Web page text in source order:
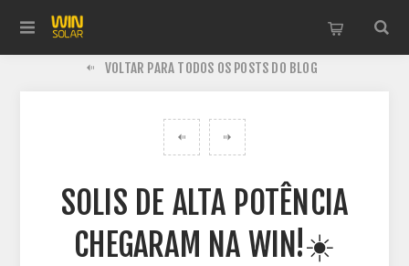
VOLTAR PARA TODOS OS POSTS DO BLOG
SOLIS DE ALTA POTÊNCIA
CHEGARAM NA WIN!☀️